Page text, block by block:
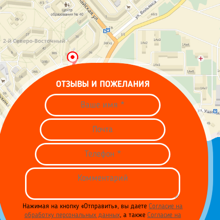
ОТЗЫВЫ И ПОЖЕЛАНИЯ
Нажимая на кнопку «Отправить», вы даете Согласие на
обработку персональных данных, а также Согласие на